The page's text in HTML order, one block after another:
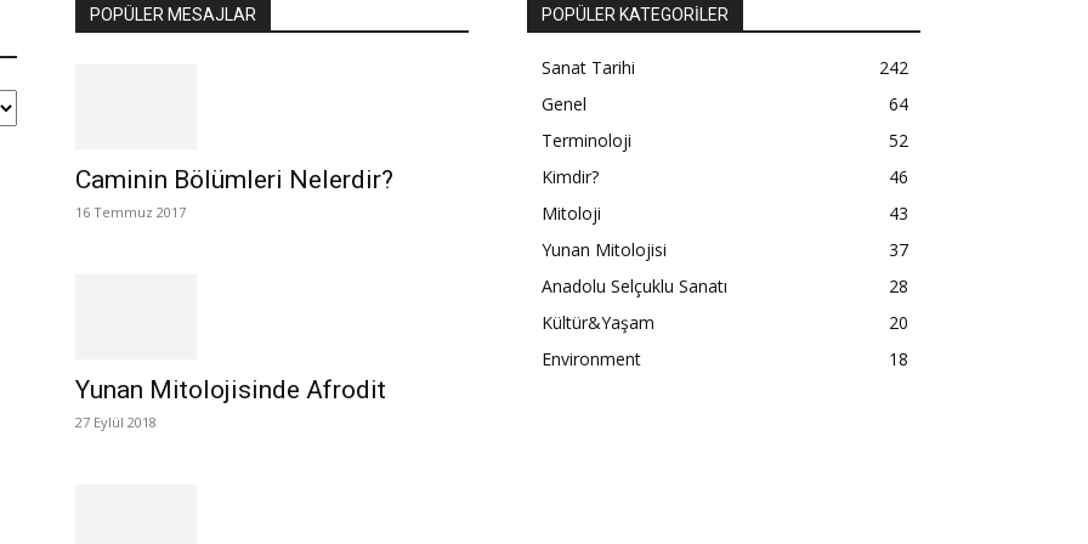
POPÜLER MESAJLAR
Caminin Bölümleri Nelerdir?
16 Temmuz 2017
Yunan Mitolojisinde Afrodit
27 Eylül 2018
POPÜLER KATEGORİLER
Sanat Tarihi
242
Genel
64
Terminoloji
52
Kimdir?
46
Mitoloji
43
Yunan Mitolojisi
37
Anadolu Selçuklu Sanatı
28
Kültür&Yaşam
20
Environment
18